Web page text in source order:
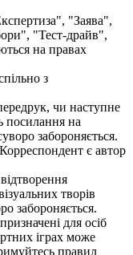
"Заява",
"Тест-драйв",
на правах
з
чи наступне
посилання на
забороняється.
є автор
творів
забороняється.
для осіб
іграх може
правил